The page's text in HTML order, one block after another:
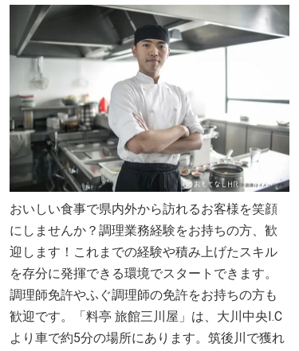
おいしい食事で県内外から訪れるお客様を笑顔
にしませんか？調理業務経験をお持ちの方、歓
迎します！これまでの経験や積み上げたスキル
を存分に発揮できる環境でスタートできます。
調理師免許やふぐ調理師の免許をお持ちの方も
歓迎です。「料亭 旅館三川屋」は、大川中央I.C
より車で約5分の場所にあります。筑後川で獲れ